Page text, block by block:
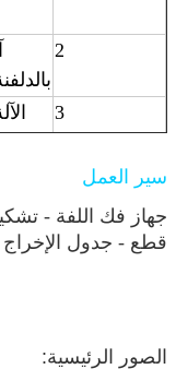
2
3
5
سير العمل
قطع - جدول الإخراج
الصور الرئيسية: